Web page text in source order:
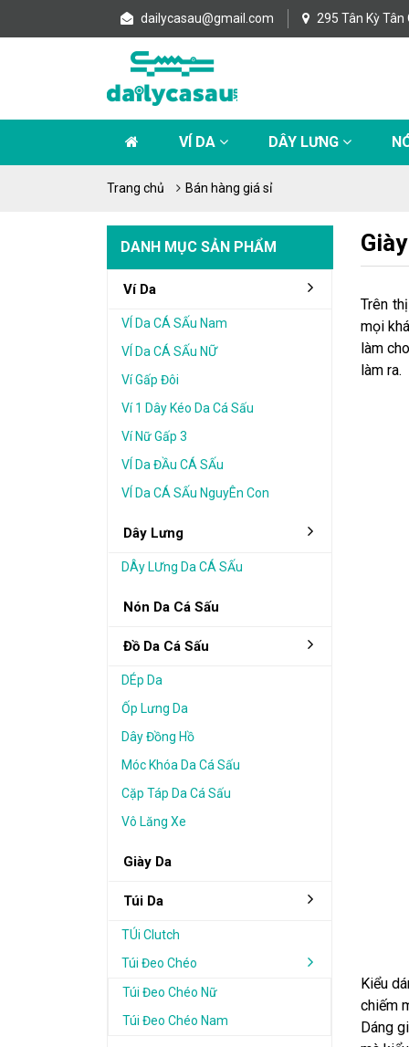
dailycasau@gmail.com 295 Tân Kỳ Tân
VÍ DA DÂY LƯNG
Trang chủ Bán hàng giá sỉ
DANH MỤC SẢN PHẨM
Ví Da
VÍ Da CÁ SẤu Nam
VÍ Da CÁ SẤu NỮ
Ví Gấp Đôi
Ví 1 Dây Kéo Da Cá Sấu
Ví Nữ Gấp 3
VÍ Da ĐẦu CÁ SẤu
VÍ Da CÁ SẤu NguyÊn Con
Dây Lưng
DÂy LƯng Da CÁ SẤu
Nón Da Cá Sấu
Đồ Da Cá Sấu
DÉp Da
Ốp Lưng Da
Dây Đồng Hồ
Móc Khóa Da Cá Sấu
Cặp Táp Da Cá Sấu
Vô Lăng Xe
Giày Da
Túi Da
TÚi Clutch
Túi Đeo Chéo
Túi Đeo Chéo Nữ
Túi Đeo Chéo Nam
Trên
mọi
làm
làm ra.
Kiểu
chiếm
Dáng